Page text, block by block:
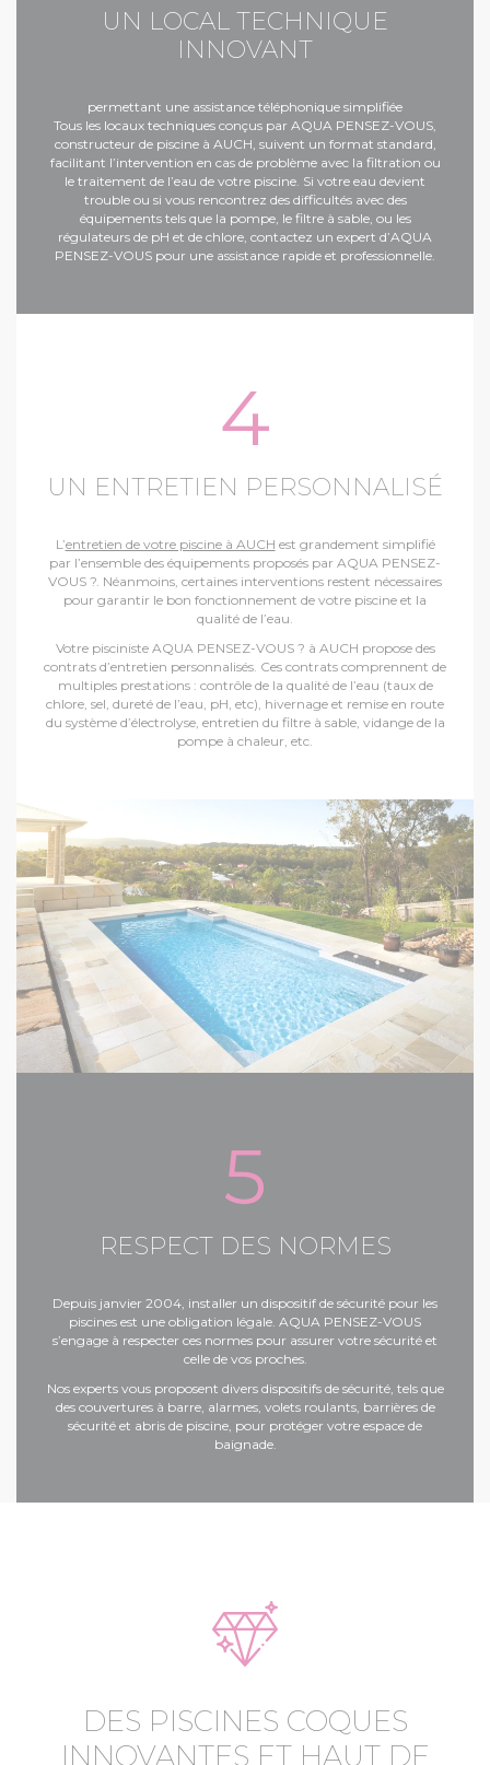
UN LOCAL TECHNIQUE
INNOVANT
permettant une assistance téléphonique simplifiée
Tous les locaux techniques conçus par AQUA PENSEZ-VOUS,
constructeur de piscine à AUCH , suivent un format standard,
facilitant l’intervention en cas de problème avec la filtration ou
le traitement de l’eau de votre piscine. Si votre eau devient
trouble ou si vous rencontrez des difficultés avec des
équipements tels que la pompe, le filtre à sable, ou les
régulateurs de pH et de chlore, contactez un expert d’AQUA
PENSEZ-VOUS pour une assistance rapide et professionnelle.
4
UN ENTRETIEN PERSONNALISÉ
L’entretien de votre piscine à AUCH est grandement simplifié
par l’ensemble des équipements proposés par AQUA PENSEZ-
VOUS ?. Néanmoins, certaines interventions restent nécessaires
pour garantir le bon fonctionnement de votre piscine et la
qualité de l’eau.
Votre pisciniste AQUA PENSEZ-VOUS ? à AUCH propose des
contrats d’entretien personnalisés. Ces contrats comprennent de
multiples prestations : contrôle de la qualité de l’eau (taux de
chlore, sel, dureté de l’eau, pH, etc), hivernage et remise en route
du système d’électrolyse, entretien du filtre à sable, vidange de la
pompe à chaleur, etc.
5
RESPECT DES NORMES
Depuis janvier 2004, installer un dispositif de sécurité pour les
piscines est une obligation légale. AQUA PENSEZ-VOUS
s’engage à respecter ces normes pour assurer votre sécurité et
celle de vos proches.
Nos experts vous proposent divers dispositifs de sécurité, tels que
des couvertures à barre, alarmes, volets roulants, barrières de
sécurité et abris de piscine , pour protéger votre espace de
baignade.
DES PISCINES COQUES
INNOVANTES ET HAUT DE